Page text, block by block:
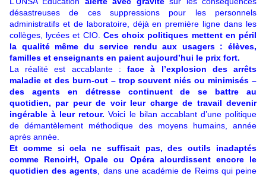
désastreuses de ces suppressions pour les personnels
administratifs et de laboratoire, déjà en première ligne dans les
collèges, lycées et CIO. Ces choix politiques mettent en péril
la qualité même du service rendu aux usagers : élèves,
familles et enseignants en paient aujourd’hui le prix fort.
La réalité est accablante :face à l’explosion des arrêts
maladie et des burn-out – trop souvent niés ou minimisés –
des agents en détresse continuent de se battre au
quotidien, par peur de voir leur charge de travail devenir
ingérable à leur retour. Voici le bilan accablant d’une politique
de démantèlement méthodique des moyens humains, année
après année.
Et comme si cela ne suffisait pas, des outils inadaptés
comme RenoirH, Opale ou Opéra alourdissent encore le
quotidien des agents , dans une académie de Reims qui peine